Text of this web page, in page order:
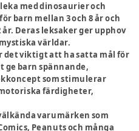
med dinosaurier och
barn mellan 3 och 8 år och
Deras leksaker ger upphov
världar.
det viktigt att ha satta mål för
ge barn spännande,
som stimulerar
färdigheter,
varumärken som
Peanuts och många